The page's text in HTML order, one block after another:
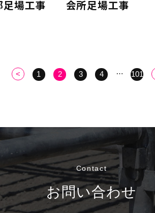
足場工事
会所足場工事
< 1 2 3 4 … 101
Contact
お問い合わせ